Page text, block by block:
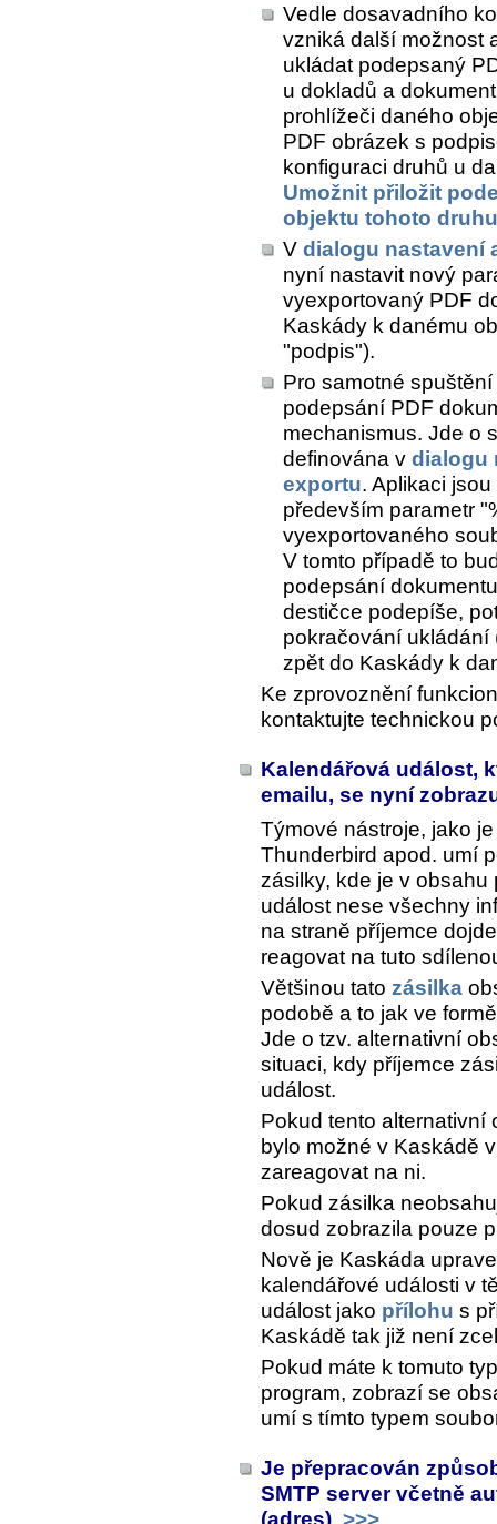
Vedle dosavadního
vzniká další možnost
ukládat podepsaný
u dokladů a
prohlížeči daného
PDF obrázek s
konfiguraci druhů u
Umožnit přiložit
objektu tohoto druhu
V dialogu nastavení
nyní nastavit nový
vyexportovaný PDF
Kaskády k danému
"podpis").
Pro samotné
podepsání PDF
mechanismus. Jde o
definována v dialogu
exportu. Aplikaci
především parametr
vyexportovaného
V tomto případě to
podepsání
destičce podepíše,
pokračování ukládání
zpět do Kaskády k
Ke zprovoznění
kontaktujte technickou
Kalendářová událost,
emailu, se nyní
Týmové nástroje, jako
Thunderbird apod. umí
zásilky, kde je v obsahu
událost nese všechny
na straně příjemce
reagovat na tuto
Většinou tato zásilka
podobě a to jak ve
Jde o tzv. alternativní
situaci, kdy příjemce
událost.
Pokud tento alternativní
bylo možné v Kaskádě
zareagovat na ni.
Pokud zásilka
dosud zobrazila pouze
Nově je Kaskáda
kalendářové události v
událost jako přílohu s
Kaskádě tak již není
Pokud máte k tomuto
program, zobrazí se
umí s tímto typem
Je přepracován
SMTP server včetně
(adres) >>>